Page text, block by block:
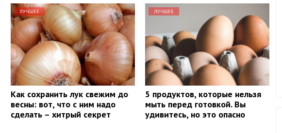
ЛУЧШЕЕ
Как сохранить лук свежим до
весны: вот, что с ним надо
сделать – хитрый секрет
ЛУЧШЕЕ
5 продуктов, которые нельзя
мыть перед готовкой. Вы
удивитесь, но это опасно